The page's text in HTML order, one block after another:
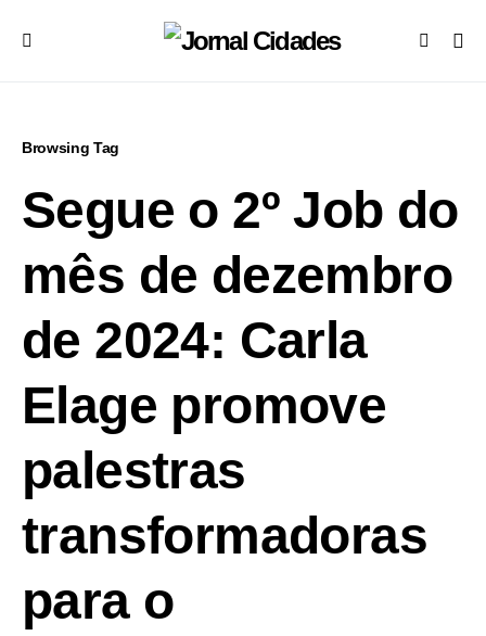
Browsing Tag
Segue o 2º Job do
mês de dezembro
de 2024: Carla
Elage promove
palestras
transformadoras
para o